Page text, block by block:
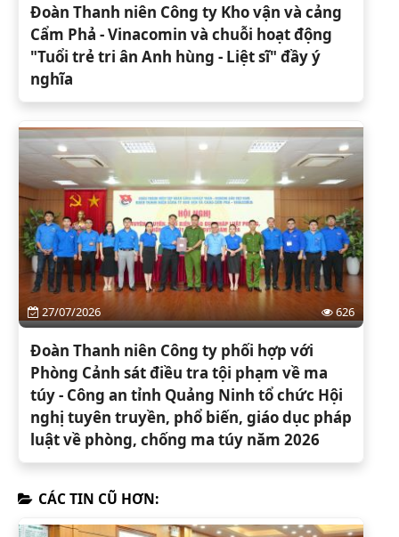
Đoàn Thanh niên Công ty Kho vận và cảng
Cẩm Phả - Vinacomin và chuỗi hoạt động
"Tuổi trẻ tri ân Anh hùng - Liệt sĩ" đầy ý
nghĩa
27/07/2026 626
Đoàn Thanh niên Công ty phối hợp với
Phòng Cảnh sát điều tra tội phạm về ma
túy - Công an tỉnh Quảng Ninh tổ chức Hội
nghị tuyên truyền, phổ biến, giáo dục pháp
luật về phòng, chống ma túy năm 2026
CÁC TIN CŨ HƠN: